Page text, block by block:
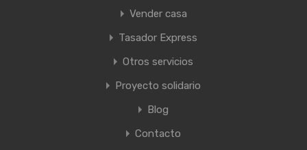
Vender casa
Tasador Express
Otros servicios
Proyecto solidario
Blog
Contacto